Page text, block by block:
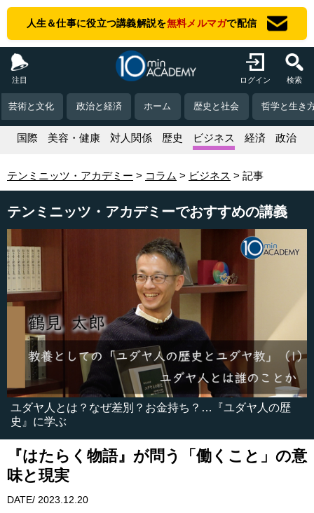
人生＆仕事に役立つ講義解説を無料メルマガで配信
注目 ログイン 検索
芸術と文化 政治と経済 ホーム 歴史と社会 哲学と生き
国際 美容・健康 対人関係 歴史 ビジネス 経済 政治
テンミニッツ・アカデミー コラム ビジネス 記事
テンミニッツ・アカデミーでおすすめの講義
ユダヤ人とは？なぜ差別？お金持ち？…『ユダヤ人の歴
史』に学ぶ
『はたらく物語』が問う「働くこと」の意
味と現実
DATE/ 2023.12.20